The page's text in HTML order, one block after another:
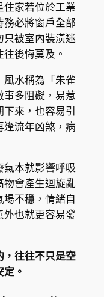
住家若位於工業
務必將窗戶全部
只被室內裝潢迷
後悔莫及。
風水稱為「朱雀
事多阻礙，易惹
來，也容易引
逢流年凶煞，病
氣本就影響呼吸
物會產生迴旋亂
不穩，情緒自
外也就更容易發
，往往不只是空
。